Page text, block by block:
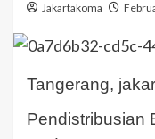
Jakartakoma
Tangerang,
Pendistribusian